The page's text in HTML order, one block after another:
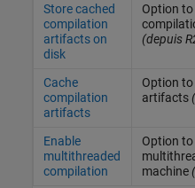
Store cached
compilation
artifacts on
disk
Option
(depuis
Cache
compilation
artifacts
Option
artifacts
Enable
multithreaded
compilation
Option
machine